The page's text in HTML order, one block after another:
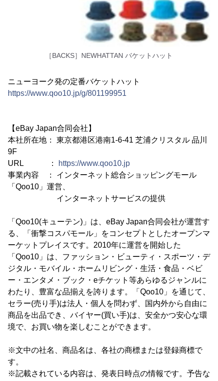
［BACKS］NEWHATTAN バケットハット
ニューヨーク発の定番バケットハット
https://www.qoo10.jp/g/801199951
【eBay Japan合同会社】
本社所在地： 東京都港区港南1-6-41 芝浦クリスタル 品川
9F
URL ：
https://www.qoo10.jp
事業内容 ： インターネット総合ショッピングモール
「Qoo10」運営、
インターネットサービスの提供
「Qoo10(キューテン)」は、eBay Japan合同会社が運営す
る、「衝撃コスパモール」をコンセプトとしたオープンマ
ーケットプレイスです。2010年に運営を開始した
「Qoo10」は、ファッション・ビューティ・スポーツ・デ
ジタル・モバイル・ホームリビング・生活・食品・ベビ
ー・エンタメ・ブック・eチケット等あらゆるジャンルに
わたり、豊富な品揃えを誇ります。「Qoo10」を通じて、
セラー(売り手)は法人・個人を問わず、国内外から自由に
商品を出品でき、バイヤー(買い手)は、安全かつ安心な環
境で、お買い物を楽しむことができます。
※文中の社名、商品名は、各社の商標または登録商標で
す。
※記載されている内容は、発表日時点の情報です。予告な